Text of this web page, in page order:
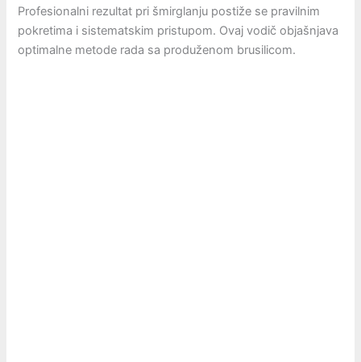
Profesionalni rezultat pri šmirglanju postiže se pravilnim
pokretima i sistematskim pristupom. Ovaj vodič objašnjava
optimalne metode rada sa produženom brusilicom.